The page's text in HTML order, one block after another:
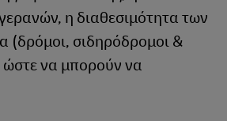
η διαθεσιμότητα των
σιδηρόδρομοι &
ώστε να μπορούν να